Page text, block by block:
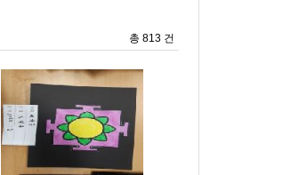
총 813 건